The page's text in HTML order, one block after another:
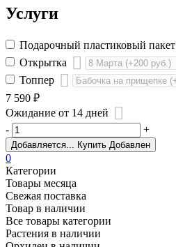
Услуги
Подарочный пластиковый пакет
Открытка
Топпер
7 590 ₽
Ожидание от 14 дней
-
+
Добавляется... Купить Добавлен
0
Категории
Товары месяца
Свежая поставка
Товар в наличии
Все товары категории
Растения в наличии